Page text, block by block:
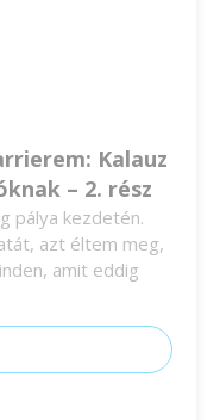
Kalauz
– 2. rész
pálya kezdetén.
azt éltem meg,
amit eddig